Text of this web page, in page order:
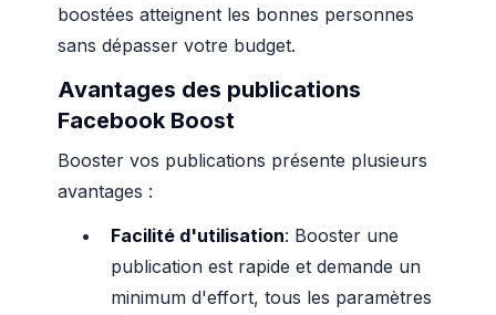
boostées atteignent les bonnes personnes
sans dépasser votre budget.
Avantages des publications
Facebook Boost
Booster vos publications présente plusieurs
avantages :
Facilité d'utilisation: Booster une
publication est rapide et demande un
minimum d'effort, tous les paramètres